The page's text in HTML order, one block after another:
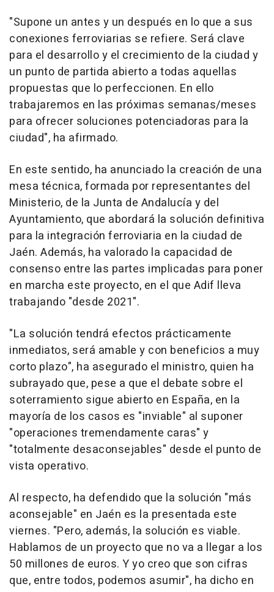
"Supone un antes y un después en lo que a sus
conexiones ferroviarias se refiere. Será clave
para el desarrollo y el crecimiento de la ciudad y
un punto de partida abierto a todas aquellas
propuestas que lo perfeccionen. En ello
trabajaremos en las próximas semanas/meses
para ofrecer soluciones potenciadoras para la
ciudad", ha afirmado.
En este sentido, ha anunciado la creación de una
mesa técnica, formada por representantes del
Ministerio, de la Junta de Andalucía y del
Ayuntamiento, que abordará la solución definitiva
para la integración ferroviaria en la ciudad de
Jaén. Además, ha valorado la capacidad de
consenso entre las partes implicadas para poner
en marcha este proyecto, en el que Adif lleva
trabajando "desde 2021".
"La solución tendrá efectos prácticamente
inmediatos, será amable y con beneficios a muy
corto plazo", ha asegurado el ministro, quien ha
subrayado que, pese a que el debate sobre el
soterramiento sigue abierto en España, en la
mayoría de los casos es "inviable" al suponer
"operaciones tremendamente caras" y
"totalmente desaconsejables" desde el punto de
vista operativo.
Al respecto, ha defendido que la solución "más
aconsejable" en Jaén es la presentada este
viernes. "Pero, además, la solución es viable.
Hablamos de un proyecto que no va a llegar a los
50 millones de euros. Y yo creo que son cifras
que, entre todos, podemos asumir", ha dicho en